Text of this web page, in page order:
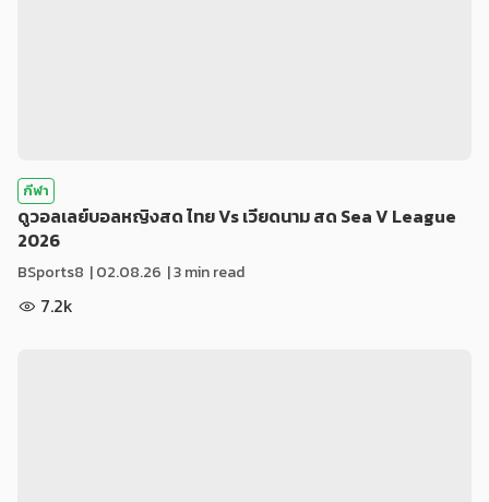
กีฬา
ดูวอลเลย์บอลหญิงสด ไทย Vs เวียดนาม สด Sea V League
2026
BSports8 |02.08.26 | 3 min read
7.2k